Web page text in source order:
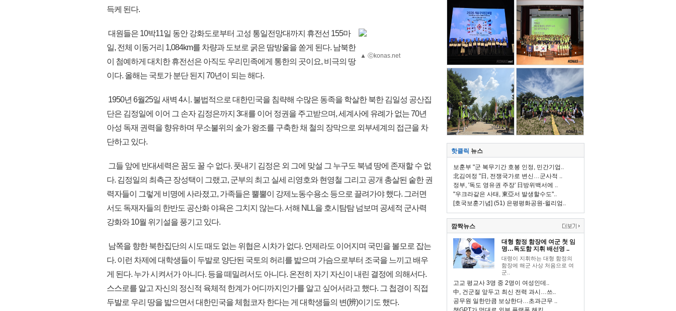
득케 된다.
▲ ⓒkonas.net
대원들은 10박11일 동안 강화도로부터 고성 통일전망대까지 휴전선 155마
일, 전체 이동거리 1,084km를 차량과 도보로 굵은 땀방울을 쏟게 된다. 남북한
이 첨예하게 대치한 휴전선은 아직도 우리민족에게 통한의 곳이요, 비극의 땅
이다. 올해는 국토가 분단 된지 70년이 되는 해다.
1950년 6월25일 새벽 4시. 불법적으로 대한민국을 침략해 수많은 동족을 학살한 북한 김일성 공산집
단은 김정일에 이어 그 손자 김정은까지 3대를 이어 정권을 주고받으며, 세계사에 유례가 없는 70년
아성 독재 권력을 향유하며 무소불위의 金가 왕조를 구축한 채 철의 장막으로 외부세계의 접근을 차
단하고 있다.
그들 앞에 반대세력은 꿈도 꿀 수 없다. 풋내기 김정은 외 그에 맞설 그 누구도 북녘 땅에 존재할 수 없
다. 김정일의 최측근 장성택이 그랬고, 군부의 최고 실세 리영호와 현영철 그리고 공개 총살된 숱한 권
력자들이 그렇게 비명에 사라졌고, 가족들은 뿔뿔이 강제노동수용소 등으로 끌려가야 했다. 그러면
서도 독재자들의 한반도 공산화 야욕은 그치지 않는다. 서해 NLL을 호시탐탐 넘보며 공세적 군사력
강화와 10월 위기설을 풍기고 있다.
남쪽을 향한 북한집단의 시도 때도 없는 위협은 시차가 없다. 언제라도 이어지며 국민을 볼모로 잡는
다. 이런 차제에 대학생들이 두발로 양단된 국토의 허리를 밟으며 가슴으로부터 조국을 느끼고 배우
게 된다. 누가 시켜서가 아니다. 등을 떼밀려서도 아니다. 온전히 자기 자신이 내린 결정에 의해서다.
스스로를 알고 자신의 정신적 육체적 한계가 어디까지인가를 알고 싶어서라고 했다. 그 첩경이 직접
두발로 우리 땅을 밟으면서 대한민국을 체험코자 한다는 게 대학생들의 변(辨)이기도 했다.
핫클릭 뉴스
보훈부 "군 복무기간 호봉 인정, 민간기업..
北김여정 "日, 전쟁국가로 변신…군사적 ..
정부, '독도 영유권 주장' 日방위백서에 ..
"우크라같은 사태, 東亞서 발생할수도"..
[호국보훈기념] (51) 은평평화공원-윌리엄..
깜짝뉴스
대형 함정 함장에 여군 첫 임
명…독도함 지휘 배선영 ..
대령이 지휘하는 대형 함정의
함장에 해군 사상 처음으로 여
군..
고교 평교사 3명 중 2명이 여성인데..
中, 건군절 앞두고 최신 전력 과시…쓰..
공무원 일한만큼 보상한다…초과근무 ..